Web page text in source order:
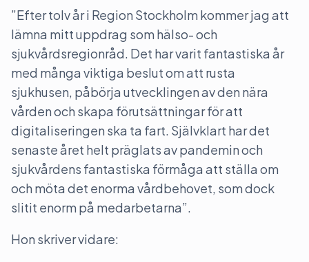
”Efter tolv år i Region Stockholm kommer jag att
lämna mitt uppdrag som hälso- och
sjukvårdsregionråd. Det har varit fantastiska år
med många viktiga beslut om att rusta
sjukhusen, påbörja utvecklingen av den nära
vården och skapa förutsättningar för att
digitaliseringen ska ta fart. Självklart har det
senaste året helt präglats av pandemin och
sjukvårdens fantastiska förmåga att ställa om
och möta det enorma vårdbehovet, som dock
slitit enorm på medarbetarna”.
Hon skriver vidare: